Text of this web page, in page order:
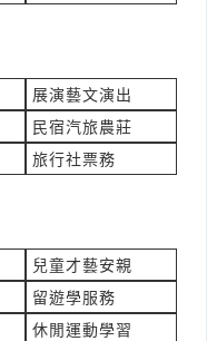
詢價
立即報價
立即報價
晶電視想賣 想詢問價格
展演藝文演出
民宿汽旅農莊
旅行社票務
兒童才藝安親
留遊學服務
休閒運動學習